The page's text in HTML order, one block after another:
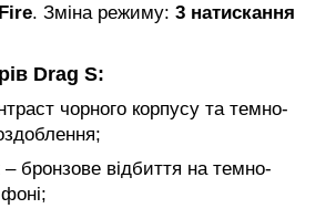
. Зміна режиму: 3 натискання
Drag S:
чорного корпусу та темно-
бронзове відбиття на темно-